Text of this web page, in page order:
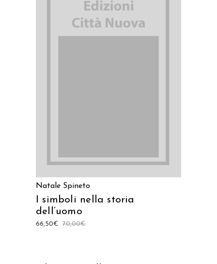
Natale Spineto
I simboli nella storia
dell’uomo
70,00€
66,50€